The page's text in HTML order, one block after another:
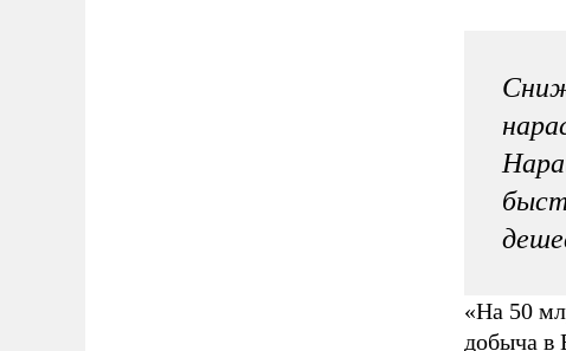
«На 50
добыча в